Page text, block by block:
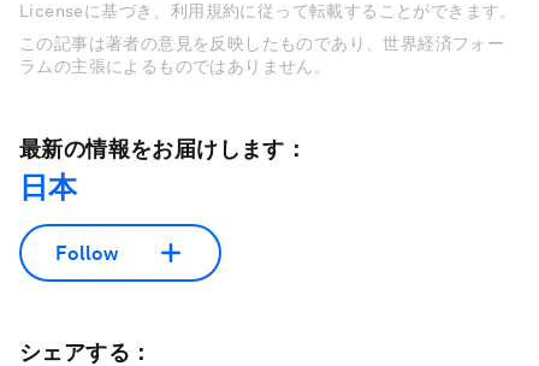
Licenseに基づき、利用規約に従って転載することができます。
この記事は著者の意見を反映したものであり、世界経済フォー
ラムの主張によるものではありません。
最新の情報をお届けします：
日本
Follow
シェアする：